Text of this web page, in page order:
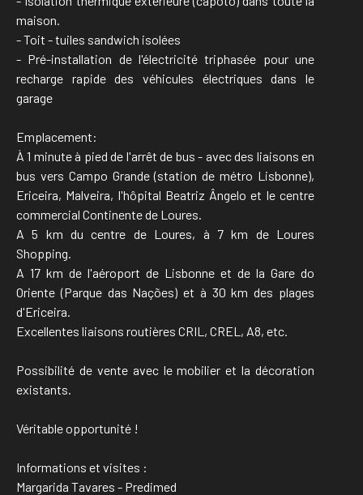
maison.
- Toit - tuiles sandwich isolées
- Pré-installation de l'électricité triphasée pour une
recharge rapide des véhicules électriques dans le
garage
Emplacement:
À 1 minute à pied de l'arrêt de bus - avec des liaisons en
bus vers Campo Grande (station de métro Lisbonne),
Ericeira, Malveira, l'hôpital Beatriz Ângelo et le centre
commercial Continente de Loures.
A 5 km du centre de Loures, à 7 km de Loures
Shopping.
A 17 km de l'aéroport de Lisbonne et de la Gare do
Oriente (Parque das Nações) et à 30 km des plages
d'Ericeira.
Excellentes liaisons routières CRIL, CREL, A8, etc.
Possibilité de vente avec le mobilier et la décoration
existants.
Véritable opportunité !
Informations et visites :
Margarida Tavares - Predimed